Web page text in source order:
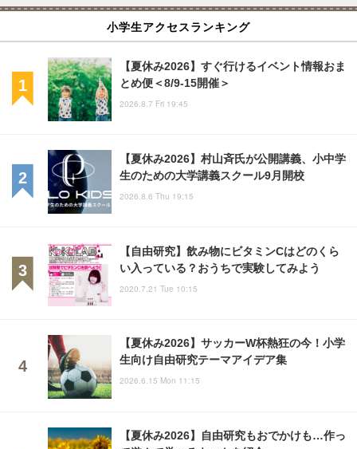
小学生アクセスランキング
【夏休み2026】すぐ行けるイベント情報おま
とめ便＜8/9-15開催＞
2026.8.7 Fri 19:45
【夏休み2026】村山斉氏が公開講義、小中学
生のための大学講義スクール9月開校
2026.8.6 Thu 19:15
【自由研究】飲み物にビタミンCはどのくら
い入っている？おうちで実験してみよう
2020.7.21 Tue 10:15
【夏休み2026】サッカーW杯熱狂の今！小学
生向け自由研究テーマアイデア集
2026.6.15 Mon 11:15
【夏休み2026】自由研究もおでかけも…作っ